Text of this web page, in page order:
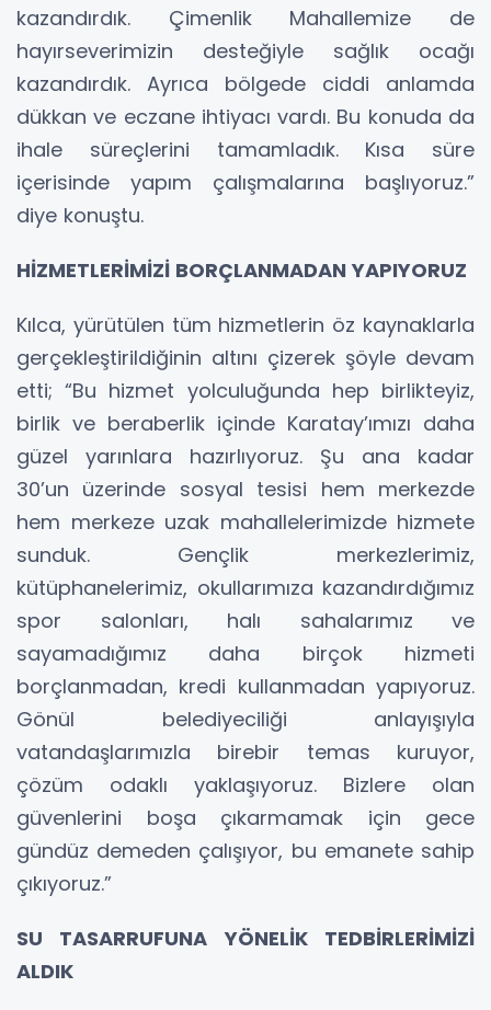
kazandırdık. Çimenlik Mahallemize de
hayırseverimizin desteğiyle sağlık ocağı
kazandırdık. Ayrıca bölgede ciddi anlamda
dükkan ve eczane ihtiyacı vardı. Bu konuda da
ihale süreçlerini tamamladık. Kısa süre
içerisinde yapım çalışmalarına başlıyoruz.”
diye konuştu.
HİZMETLERİMİZİ BORÇLANMADAN YAPIYORUZ
Kılca, yürütülen tüm hizmetlerin öz kaynaklarla
gerçekleştirildiğinin altını çizerek şöyle devam
etti; “Bu hizmet yolculuğunda hep birlikteyiz,
birlik ve beraberlik içinde Karatay’ımızı daha
güzel yarınlara hazırlıyoruz. Şu ana kadar
30’un üzerinde sosyal tesisi hem merkezde
hem merkeze uzak mahallelerimizde hizmete
sunduk. Gençlik merkezlerimiz,
kütüphanelerimiz, okullarımıza kazandırdığımız
spor salonları, halı sahalarımız ve
sayamadığımız daha birçok hizmeti
borçlanmadan, kredi kullanmadan yapıyoruz.
Gönül belediyeciliği anlayışıyla
vatandaşlarımızla birebir temas kuruyor,
çözüm odaklı yaklaşıyoruz. Bizlere olan
güvenlerini boşa çıkarmamak için gece
gündüz demeden çalışıyor, bu emanete sahip
çıkıyoruz.”
SU TASARRUFUNA YÖNELİK TEDBİRLERİMİZİ
ALDIK